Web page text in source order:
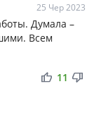
25 Чер 2023
Думала –
Всем
thumb_up thumb_down
11